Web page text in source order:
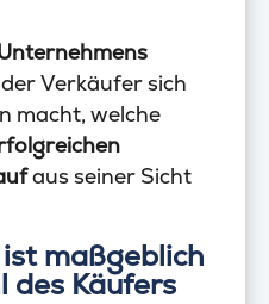
Verkäufer sich
macht, welche
aus seiner Sicht
maßgeblich
des Käufers